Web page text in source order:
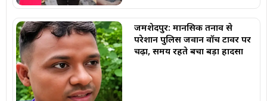
जमशेदपुर: मानसिक तनाव से
परेशान पुलिस जवान वॉच टावर पर
चढ़ा, समय रहते बचा बड़ा हादसा